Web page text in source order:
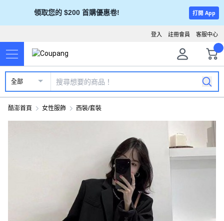
領取您的 $200 首購優惠卷! 打開 App
客服中心
註冊會員
登入
全部
酷澎首頁 女性服飾 西裝/套裝